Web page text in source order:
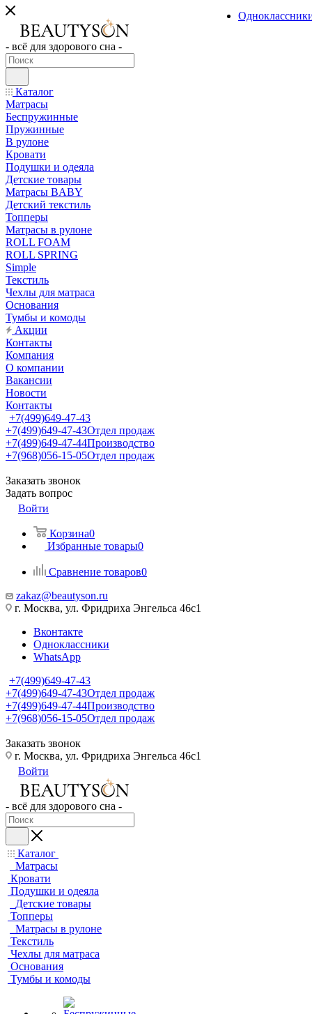
- всё для здорового сна -
Каталог
Матрасы
Беспружинные
Пружинные
В рулоне
Кровати
Подушки и одеяла
Детские товары
Матрасы BABY
Детский текстиль
Топперы
Матрасы в рулоне
ROLL FOAM
ROLL SPRING
Simple
Текстиль
Чехлы для матраса
Основания
Тумбы и комоды
Акции
Контакты
Компания
О компании
Вакансии
Новости
Контакты
+7(499)649-47-43
+7(499)649-47-43Отдел продаж
+7(499)649-47-44Производство
+7(968)056-15-05Отдел продаж
Заказать звонок
Задать вопрос
Войти
Корзина0
Избранные товары0
Сравнение товаров0
zakaz@beautyson.ru
г. Москва, ул. Фридриха Энгельса 46с1
Вконтакте
Одноклассники
WhatsApp
+7(499)649-47-43
+7(499)649-47-43Отдел продаж
+7(499)649-47-44Производство
+7(968)056-15-05Отдел продаж
Заказать звонок
г. Москва, ул. Фридриха Энгельса 46с1
Войти
- всё для здорового сна -
Каталог
Матрасы
Кровати
Подушки и одеяла
Детские товары
Топперы
Матрасы в рулоне
Текстиль
Чехлы для матраса
Основания
Тумбы и комоды